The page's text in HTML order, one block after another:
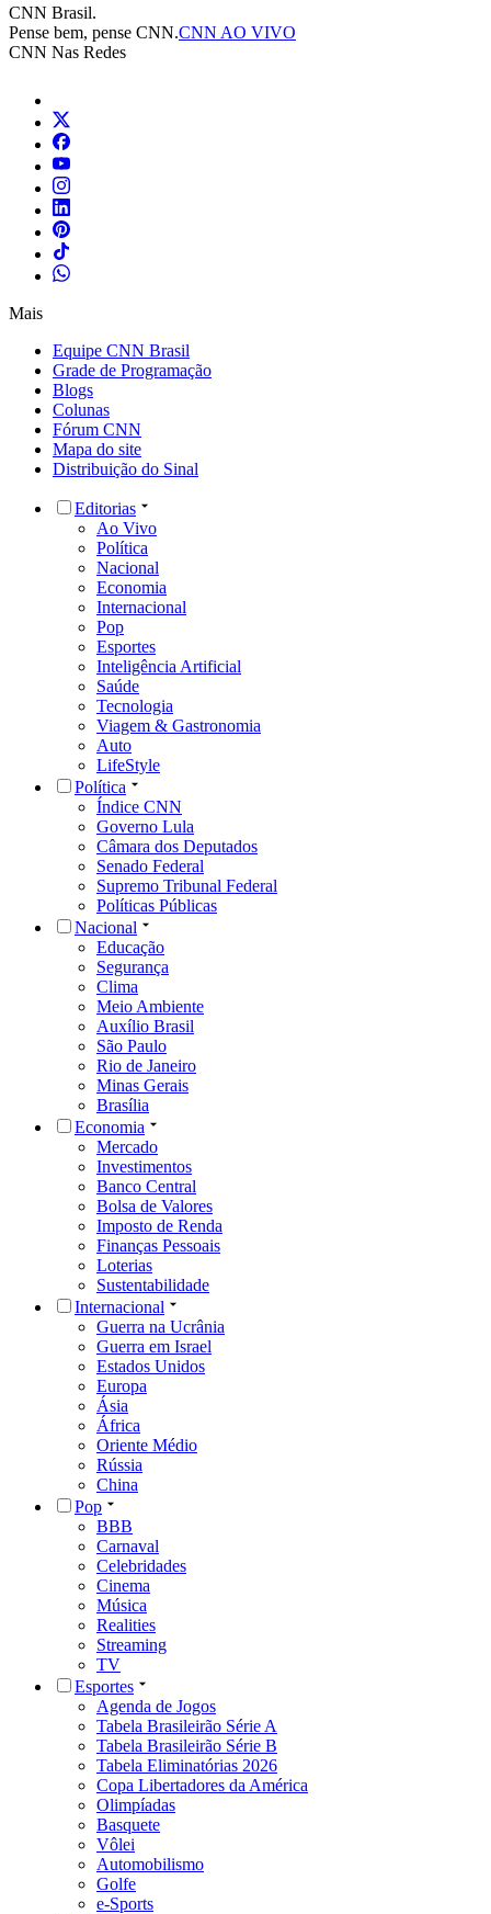
CNN Brasil.
Pense bem, pense CNN.CNN AO VIVO
CNN Nas Redes
Mais
Equipe CNN Brasil
Grade de Programação
Blogs
Colunas
Fórum CNN
Mapa do site
Distribuição do Sinal
Editorias
Ao Vivo
Política
Nacional
Economia
Internacional
Pop
Esportes
Inteligência Artificial
Saúde
Tecnologia
Viagem & Gastronomia
Auto
LifeStyle
Política
Índice CNN
Governo Lula
Câmara dos Deputados
Senado Federal
Supremo Tribunal Federal
Políticas Públicas
Nacional
Educação
Segurança
Clima
Meio Ambiente
Auxílio Brasil
São Paulo
Rio de Janeiro
Minas Gerais
Brasília
Economia
Mercado
Investimentos
Banco Central
Bolsa de Valores
Imposto de Renda
Finanças Pessoais
Loterias
Sustentabilidade
Internacional
Guerra na Ucrânia
Guerra em Israel
Estados Unidos
Europa
Ásia
África
Oriente Médio
Rússia
China
Pop
BBB
Carnaval
Celebridades
Cinema
Música
Realities
Streaming
TV
Esportes
Agenda de Jogos
Tabela Brasileirão Série A
Tabela Brasileirão Série B
Tabela Eliminatórias 2026
Copa Libertadores da América
Olimpíadas
Basquete
Vôlei
Automobilismo
Golfe
e-Sports